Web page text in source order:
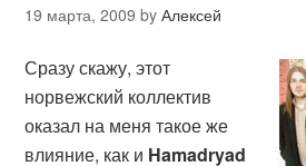
19 марта, 2009 byАлексей
Сразу скажу, этот
норвежский коллектив
оказал на меня такое же
влияние, как и Hamadryad